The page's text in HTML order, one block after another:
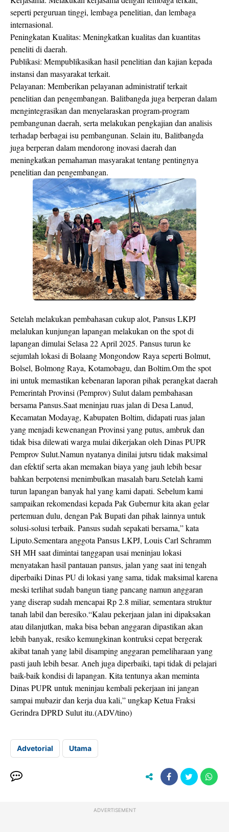
seperti perguruan tinggi, lembaga penelitian, dan lembaga
internasional.
Peningkatan Kualitas: Meningkatkan kualitas dan kuantitas
peneliti di daerah.
Publikasi: Mempublikasikan hasil penelitian dan kajian kepada
instansi dan masyarakat terkait.
Pelayanan: Memberikan pelayanan administratif terkait
penelitian dan pengembangan. Balitbangda juga berperan dalam
mengintegrasikan dan menyelaraskan program-program
pembangunan daerah, serta melakukan pengkajian dan analisis
terhadap berbagai isu pembangunan. Selain itu, Balitbangda
juga berperan dalam mendorong inovasi daerah dan
meningkatkan pemahaman masyarakat tentang pentingnya
penelitian dan pengembangan.
Setelah melakukan pembahasan cukup alot, Pansus LKPJ
melalukan kunjungan lapangan melakukan on the spot di
lapangan dimulai Selasa 22 April 2025. Pansus turun ke
sejumlah lokasi di Bolaang Mongondow Raya seperti Bolmut,
Bolsel, Bolmong Raya, Kotamobagu, dan Boltim.Om the spot
ini untuk memastikan kebenaran laporan pihak perangkat daerah
Pemerintah Provinsi (Pemprov) Sulut dalam pembahasan
bersama Pansus.Saat meninjau ruas jalan di Desa Lanud,
Kecamatan Modayag, Kabupaten Boltim, didapati ruas jalan
yang menjadi kewenangan Provinsi yang putus, ambruk dan
tidak bisa dilewati warga mulai dikerjakan oleh Dinas PUPR
Pemprov Sulut.Namun nyatanya dinilai jutsru tidak maksimal
dan efektif serta akan memakan biaya yang jauh lebih besar
bahkan berpotensi menimbulkan masalah baru.Setelah kami
turun lapangan banyak hal yang kami dapati. Sebelum kami
sampaikan rekomendasi kepada Pak Gubernur kita akan gelar
pertemuan dulu, dengan Pak Bupati dan pihak lainnya untuk
solusi-solusi terbaik. Pansus sudah sepakati bersama,” kata
Liputo.Sementara anggota Pansus LKPJ, Louis Carl Schramm
SH MH saat dimintai tanggapan usai meninjau lokasi
menyatakan hasil pantauan pansus, jalan yang saat ini tengah
diperbaiki Dinas PU di lokasi yang sama, tidak maksimal karena
meski terlihat sudah bangun tiang pancang namun anggaran
yang diserap sudah mencapai Rp 2.8 miliar, sementara struktur
tanah labil dan beresiko.“Kalau pekerjaan jalan ini dipaksakan
atau dilanjutkan, maka bisa beban anggaran dipastikan akan
lebih banyak, resiko kemungkinan kontruksi cepat bergerak
akibat tanah yang labil disamping anggaran pemeliharaan yang
pasti jauh lebih besar. Aneh juga diperbaiki, tapi tidak di pelajari
baik-baik kondisi di lapangan. Kita tentunya akan meminta
Dinas PUPR untuk meninjau kembali pekerjaan ini jangan
sampai mubazir dan kerja dua kali,” ungkap Ketua Fraksi
Gerindra DPRD Sulut itu.(ADV/tino)
Advetorial Utama
ADVERTISEMENT